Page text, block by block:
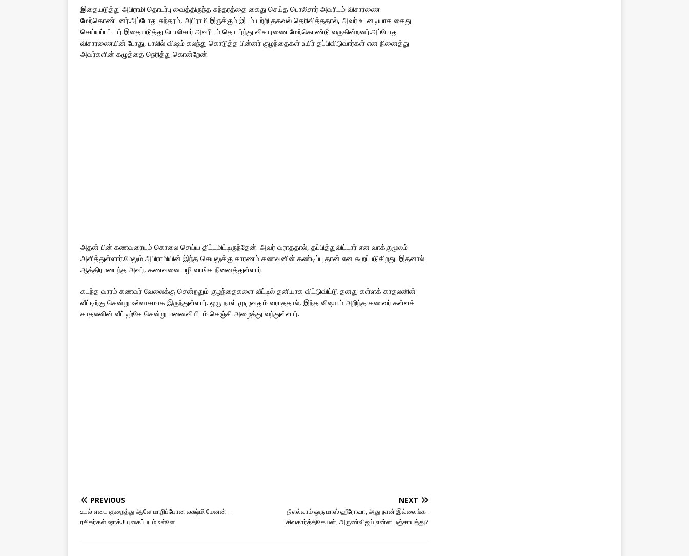
இதையடுத்து அபிராமி தொடர்பு வைத்திருந்த சுந்தரத்தை கைது செய்த பொலிசார் அவரிடம் விசாரணை
மேற்கொண்டனர்.அப்போது சுந்தரம், அபிராமி இருக்கும் இடம் பற்றி தகவல் தெரிவித்ததால், அவர் உடனடியாக கைது
செய்யப்பட்டார்.இதையடுத்து பொலிசார் அவரிடம் தொடர்ந்து விசாரணை மேற்கொண்டு வருகின்றனர்.அப்போது
விசாரணையின் போது, பாலில் விஷம் கலந்து கொடுத்த பின்னர் குழந்தைகள் உயிர் தப்பிவிடுவார்கள் என நினைத்து
அவர்களின் கழுத்தை நெரித்து கொன்றேன்.
அதன் பின் கணவரையும் கொலை செய்ய திட்டமிட்டிருந்தேன். அவர் வராததால், தப்பித்துவிட்டார் என வாக்குமூலம்
அளித்துள்ளார்.மேலும் அபிராமியின் இந்த செயலுக்கு காரணம் கணவனின் கண்டிப்பு தான் என கூறப்படுகிறது. இதனால்
ஆத்திரமடைந்த அவர், கணவனை பழி வாங்க நினைத்துள்ளார்.
கடந்த வாரம் கணவர் வேலைக்கு சென்றதும் குழந்தைகளை வீட்டில் தனியாக விட்டுவிட்டு தனது கள்ளக் காதலனின்
வீட்டிற்கு சென்று உல்லாசமாக இருந்துள்ளார். ஒரு நாள் முழுவதும் வராததால், இந்த விஷயம் அறிந்த கணவர் கள்ளக்
காதலனின் வீட்டிற்கே சென்று மனைவியிடம் கெஞ்சி அழைத்து வந்துள்ளார்.
PREVIOUS
உடல் எடை குறைத்து ஆளே மாறிப்போன லக்ஷ்மி மேனன் –
ரசிகர்கள் ஷாக்.!! புகைப்படம் உள்ளே
NEXT
நீ எல்லாம் ஒரு மாஸ் ஹீரோவா, அது நான் இல்லைங்க-
சிவகார்த்திகேயன், அருண்விஜய் என்ன பஞ்சாயத்து?